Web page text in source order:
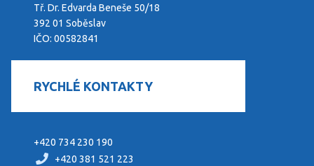
Tř. Dr. Edvarda Beneše 50/18
392 01 Soběslav
IČO: 00582841
RYCHLÉ KONTAKTY
+420 734 230 190
+420 381 521 223